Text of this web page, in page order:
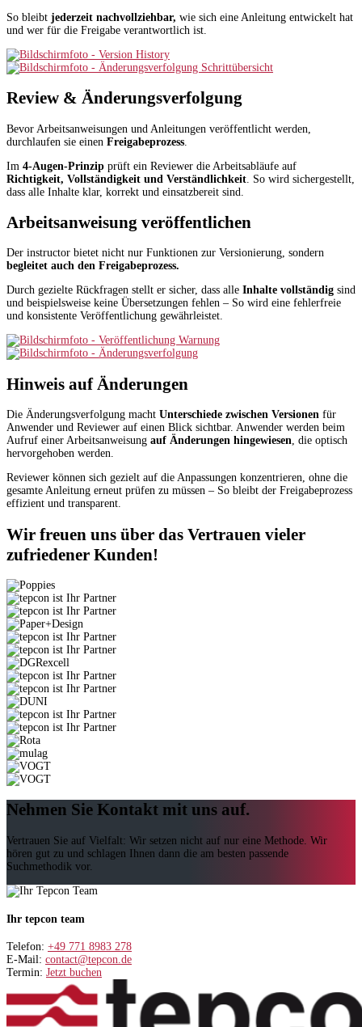
So bleibt jederzeit nachvollziehbar, wie sich eine Anleitung entwickelt hat
und wer für die Freigabe verantwortlich ist.
Review & Änderungsver­folgung
Bevor Arbeitsanweisungen und Anleitungen veröffentlicht werden,
durchlaufen sie einen Freigabeprozess
Im 4-Augen-Prinzip prüft ein Reviewer die Arbeitsabläufe auf
Richtigkeit, Vollständigkeit und Verständlichkeit . So wird sichergestellt,
dass alle Inhalte klar, korrekt und einsatzbereit sind.
Arbeitsanweisung veröffentlichen
Der instructor bietet nicht nur Funktionen zur Versionierung, sondern
begleitet auch den Freigabeprozess.
Durch gezielte Rückfragen stellt er sicher, dass alle Inhalte vollständig sind
und beispielsweise keine Übersetzungen fehlen – So wird eine fehlerfreie
und konsistente Veröffentlichung gewährleistet.
Hinweis auf Änderungen
Die Änderungsverfolgung macht Unterschiede zwischen Versionen für
Anwender und Reviewer auf einen Blick sichtbar. Anwender werden beim
Aufruf einer Arbeitsanweisung auf Änderungen hingewiesen, die optisch
hervorgehoben werden.
Reviewer können sich gezielt auf die Anpassungen konzentrieren, ohne die
gesamte Anleitung erneut prüfen zu müssen – So bleibt der Freigabeprozess
effizient und transparent.
Wir freuen uns über das Vertrauen vieler
zufriedener Kunden!
Nehmen Sie Kontakt mit uns auf.
Vertrauen Sie auf Vielfalt: Wir setzen nicht auf nur eine Methode. Wir
hören gut zu und schlagen Ihnen dann die am besten passende
Suchmethodik vor.
Ihr tepcon team
Telefon: +49 771 8983 278
E-Mail: contact@tepcon.de
Termin: Jetzt buchen